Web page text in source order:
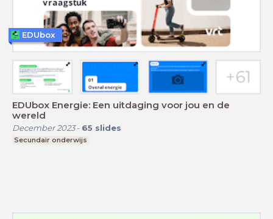
EDUbox Energie: Een uitdaging voor jou en de
wereld
December 2023- 65 slides
Secundair onderwijs
EDUbox